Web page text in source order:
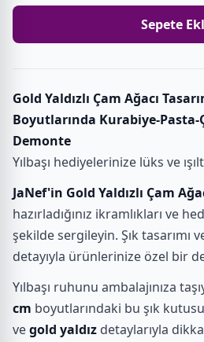
Sepete
Gold Yaldızlı Çam Ağacı
Boyutlarında Kurabiye-
Demonte
Yılbaşı hediyelerinize lüks ve
JaNef'in Gold Yaldızlı Çam
hazırladığınız ikramlıkları ve
şekilde sergileyin. Şık tasarımı
detayıyla ürünlerinize özel bir
Yılbaşı ruhunu ambalajınıza
cm boyutlarındaki bu şık
vegold yaldız detaylarıyla